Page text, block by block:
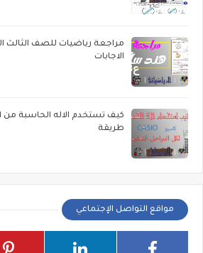
الاجابات
كيف تستخدم الاله الحاسبة من
طريقة
مواقع التواصل الإجتماعي